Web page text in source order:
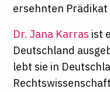
ersehnten
Dr. Jana Karras ist
Deutschland
lebt sie in